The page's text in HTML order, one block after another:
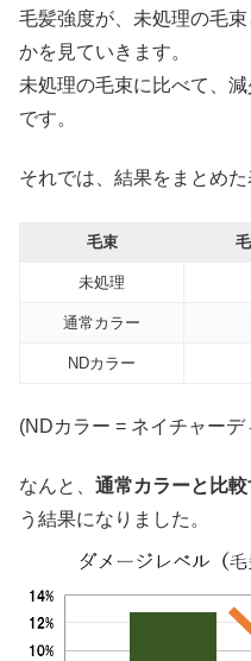
毛髪強度が、未処理の毛
かを見ていきます。
未処理の毛束に比べて、
です。
それでは、結果をまとめた
毛束
未処理
通常カラー
NDカラー
(NDカラー = ネイチャー
なんと、 通常カラーと比
う結果になりました。